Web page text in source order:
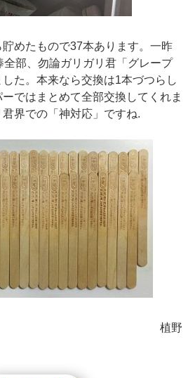
めたもので37本あります。一昨
部、勿論ガリガリ君「グレープ
た。本来なら交換は1本づつらし
ではまとめて全部交換してくれま
界での「神対応」ですね.
植野